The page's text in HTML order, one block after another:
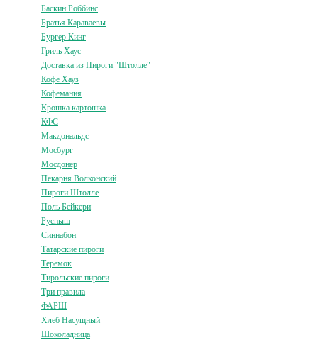
Баскин Роббинс
Братья Караваевы
Бургер Кинг
Гриль Хаус
Доставка из Пироги "Штолле"
Кофе Хауз
Кофемания
Крошка картошка
КФС
Макдональдс
Мосбург
Мосдонер
Пекарня Волконский
Пироги Штолле
Поль Бейкери
Руспыш
Синнабон
Татарские пироги
Теремок
Тирольские пироги
Три правила
ФАРШ
Хлеб Насущный
Шоколадница